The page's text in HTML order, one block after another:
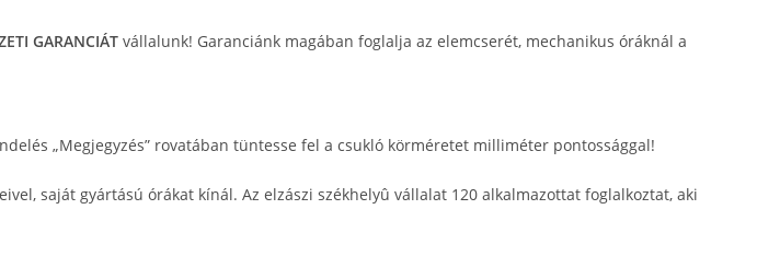
GARANCIÁT vállalunk! Garanciánk magában foglalja az elemcserét, mechanikus óráknál a
„Megjegyzés” rovatában tüntesse fel a csukló körméretet milliméter pontossággal!
saját gyártású órákat kínál. Az elzászi székhelyû vállalat 120 alkalmazottat foglalkoztat, aki